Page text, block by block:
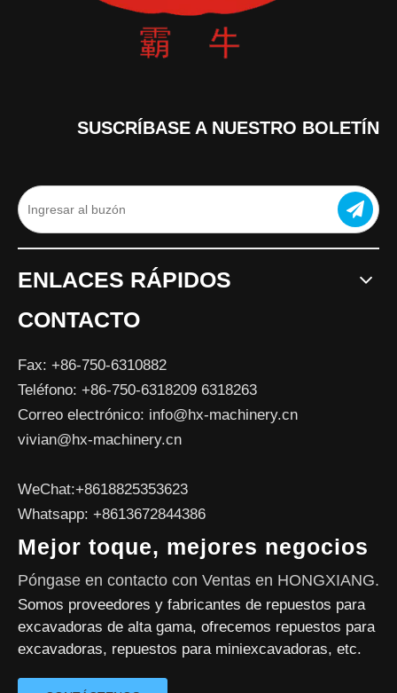
SUSCRÍBASE A NUESTRO BOLETÍN
ENLACES RÁPIDOS
CONTACTO
Fax: +86-750-6310882
Teléfono: +86-750-6318209 6318263
Correo electrónico: info@hx-machinery.cn
vivian@hx-machinery.cn
WeChat:+8618825353623
Whatsapp: +8613672844386
Mejor toque, mejores negocios
Póngase en contacto con Ventas en HONGXIANG.
Somos proveedores y fabricantes de repuestos para
excavadoras de alta gama, ofrecemos repuestos para
excavadoras, repuestos para miniexcavadoras, etc.